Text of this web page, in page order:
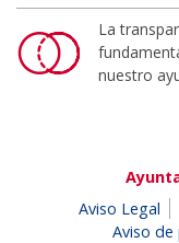
La
nuestro
Aviso Legal
Aviso de